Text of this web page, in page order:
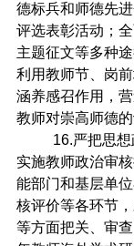
德标兵和师德先
评选表彰活动；全
主题征文等多种
利用教师节、岗
涵养感召作用，
教师对崇高师德
16.严把思
实施教师政治审
能部门和基层单
核评价等各环节
等方面把关、审